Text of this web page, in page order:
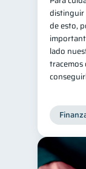
distinguir
de esto,
lado
tracemos